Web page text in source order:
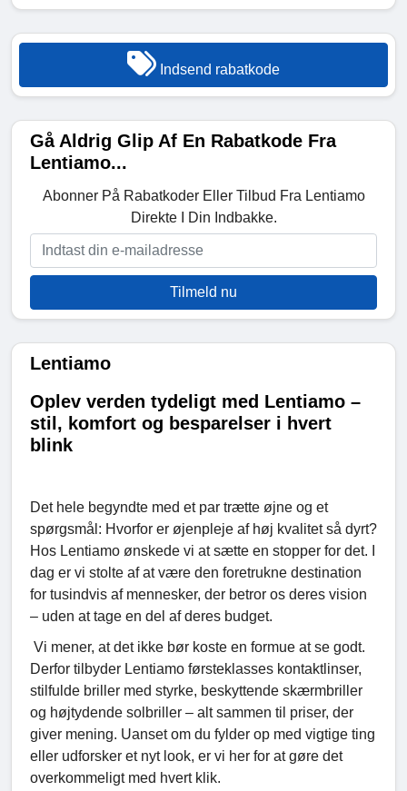
Indsend rabatkode
Gå Aldrig Glip Af En Rabatkode Fra
Lentiamo...
Abonner På Rabatkoder Eller Tilbud Fra Lentiamo
Direkte I Din Indbakke.
Tilmeld nu
Lentiamo
Oplev verden tydeligt med Lentiamo –
stil, komfort og besparelser i hvert
blink
Det hele begyndte med et par trætte øjne og et
spørgsmål: Hvorfor er øjenpleje af høj kvalitet så dyrt?
Hos Lentiamo ønskede vi at sætte en stopper for det. I
dag er vi stolte af at være den foretrukne destination
for tusindvis af mennesker, der betror os deres vision
– uden at tage en del af deres budget.
Vi mener, at det ikke bør koste en formue at se godt.
Derfor tilbyder Lentiamo førsteklasses kontaktlinser,
stilfulde briller med styrke, beskyttende skærmbriller
og højtydende solbriller – alt sammen til priser, der
giver mening. Uanset om du fylder op med vigtige ting
eller udforsker et nyt look, er vi her for at gøre det
overkommeligt med hvert klik.